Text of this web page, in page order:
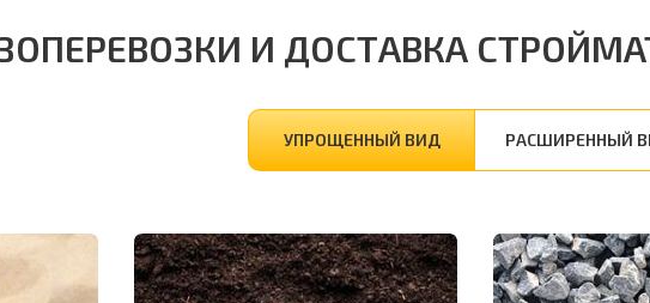
И ДОСТАВКА
УПРОЩЕННЫЙ ВИД РАСШИРЕННЫЙ